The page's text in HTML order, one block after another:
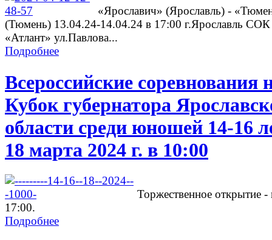
«Ярославич» (Ярославль) -
(Тюмень) 13.04.24-14.04.24 в 17:00 г.Ярославль СОК
«Атлант» ул.Павлова...
Подробнее
Всероссийские соревнования
Кубок губернатора
области среди юношей 14-16
18 марта 2024 г. в 10:00
Торжественное открытие -
17:00.
Подробнее